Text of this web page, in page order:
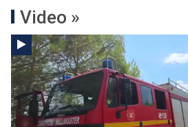
Video »